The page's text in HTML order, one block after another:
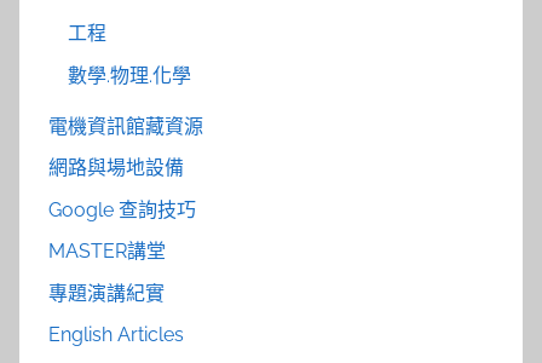
工程
數學.物理.化學
電機資訊館藏資源
網路與場地設備
Google 查詢技巧
MASTER講堂
專題演講紀實
English Articles